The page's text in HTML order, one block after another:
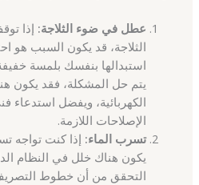
عطل في ضوء الثلاجة: إذا
الثلاجة، قد يكون السبب هو
استبدالها بنفسك بلمسة
يتم حل المشكلة، فقد يكون
الكهربائية، ويفضل استدعاء
الإصلاحات اللازمة.
تسرب الماء: إذا كنت تواجه
يكون هناك خلل في النظام
التحقق من أن خطوط